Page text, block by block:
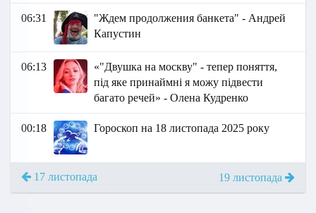
06:31
"Ждем продолжения банкета" - Андрей
Капустин
06:13
«"Двушка на москву" - тепер поняття,
під яке принаймні я можу підвести
багато речей» - Олена Кудренко
00:18 Гороскоп на 18 листопада 2025 року
17 листопада 19 листопада